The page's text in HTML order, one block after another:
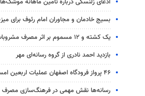
بسیج خادمان و مجاوران امام رئوف برای
یک کشته و ۱۲ مسموم بر اثر مصرف مشروبات الکلی در نیشابور
بازدید احمد نادری از گروه رسانه‌ای مهر
۴۶ پرواز فرودگاه اصفهان عملیات اربعین امسال را انجام دادند
رسانه‌ها نقش مهمی در فرهنگ‌سازی مصرف